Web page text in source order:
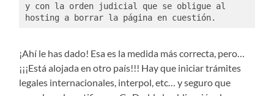
y con la orden judicial que se obligue al
hosting a borrar la página en cuestión.
¡Ahí le has dado! Esa es la medida más correcta, pero…
¡¡¡Está alojada en otro país!!! Hay que iniciar trámites
legales internacionales, interpol, etc… y seguro que